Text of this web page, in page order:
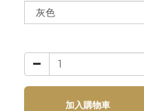
加入購物車